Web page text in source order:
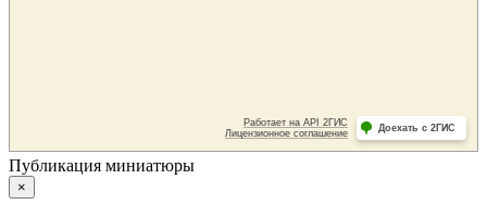
Публикация миниатюры
×